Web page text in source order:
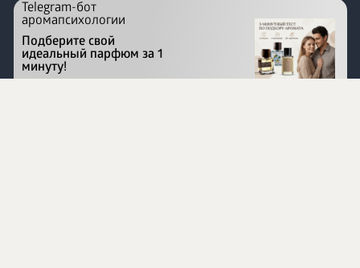
Перейти на сайт
Telegram-бот
аромапсихологии
Подберите свой
идеальный парфюм за 1
минуту!